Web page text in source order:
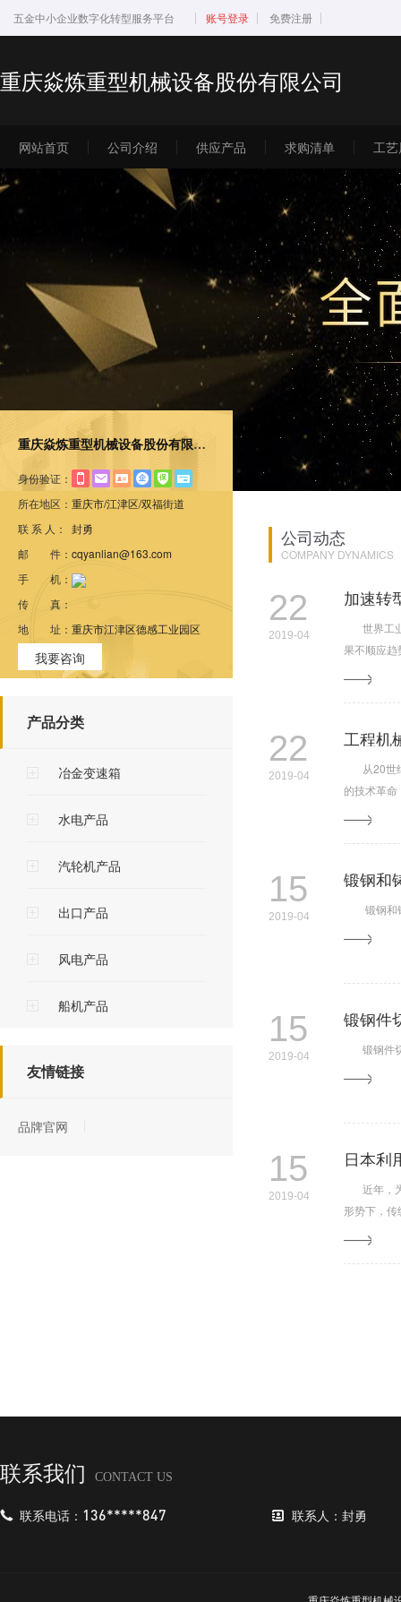
五金中小企业数字化转型服务平台 账号登录 免费注册
重庆焱炼重型机械设备股份有限公司
网站首页 公司介绍 供应产品 求购清单 工
重庆焱炼重型机械设备股份有限公司
身份验证：
所在地区： 重庆市/江津区/双福街道
联 系 人：
封勇
邮 件： cqyanlian@163.com
手 机：
传 真：
地 址： 重庆市江津区德感工业园区
我要咨询
产品分类
冶金变速箱
水电产品
汽轮机产品
出口产品
风电产品
船机产品
友情链接
品牌官网
公司动态
COMPANY DYNAMICS
22
2019-04
加速转
世界工业
果不顺应趋
22
2019-04
工程机
从20世纪
的技术革
15
2019-04
锻钢和
锻钢和
15
2019-04
锻钢件
锻钢件
15
2019-04
日本利
近年，为
形势下，
联系我们 CONTACT US
联系电话： 136*****847 联系人：封勇